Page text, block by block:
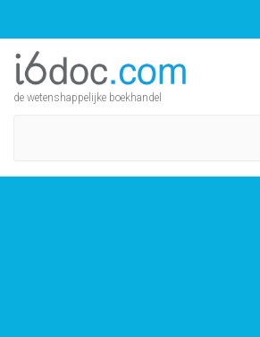
de wetenshappelijke boekhandel